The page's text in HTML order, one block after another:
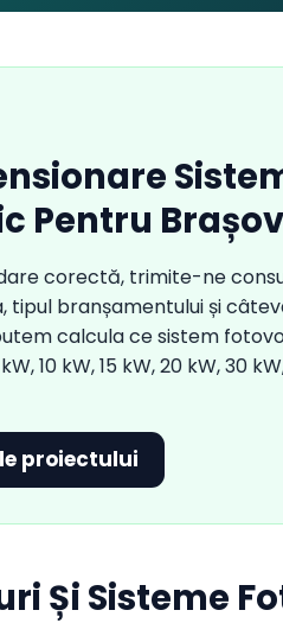
Pentru Brașov
corectă, trimite-ne
tipul branșamentului și
calcula ce sistem
10 kW, 15 kW, 20 kW, 30
proiectului
Și Sisteme